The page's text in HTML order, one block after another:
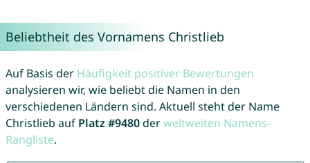
Beliebtheit des Vornamens Christlieb
Auf Basis der Häufigkeit positiver Bewertungen
analysieren wir, wie beliebt die Namen in den
verschiedenen Ländern sind. Aktuell steht der Name
Christlieb auf Platz #9480derweltweiten Namens-
Rangliste.